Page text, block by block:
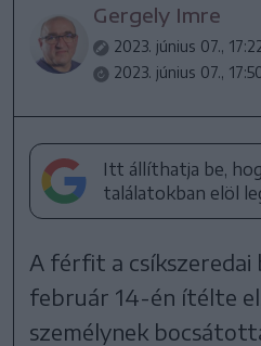
Gergely Imre
2023. június 07.,
2023. június 07.,
Itt állíthatja be,
találatokban elöl
A férfit a csíkszeredai
február 14-én ítélte
személynek